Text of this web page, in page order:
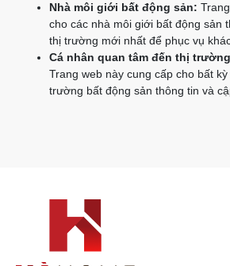
Nhà môi giới bất động sản:
cho các nhà môi giới bất động sản
thị trường mới nhất để phục vụ
Cá nhân quan tâm đến thị
Trang web này cung cấp cho bất
trường bất động sản thông tin và